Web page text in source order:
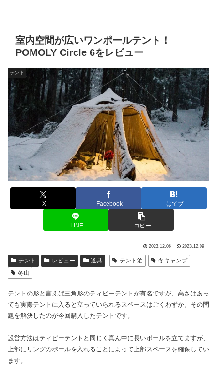
室内空間が広いワンポールテント！
POMOLY Circle 6をレビュー
テント
X Facebook はてブ
LINE コピー
2023.12.06 2023.12.09
テント レビュー 道具 テント泊
冬キャンプ
冬山
テントの形と言えば三角形のティピーテントが有名ですが、高さはあっ
ても実際テントに入ると立っていられるスペースはごくわずか。その問
題を解決したのが今回購入したテントです。
設営方法はティピーテントと同じく真ん中に長いポールを立てますが、
上部にリングのポールを入れることによって上部スペースを確保してい
ます。